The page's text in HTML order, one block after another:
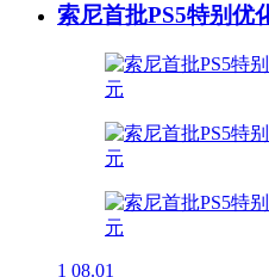
索尼首批PS5特别优
1 08.01